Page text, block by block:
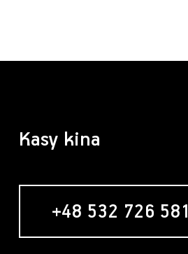
Kasy kina
+48 532 726 581